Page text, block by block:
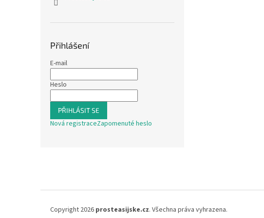
Přihlášení
E-mail
Heslo
PŘIHLÁSIT SE
Nová registraceZapomenuté heslo
Copyright 2026 prosteasijske.cz. Všechna práva vyhrazena.